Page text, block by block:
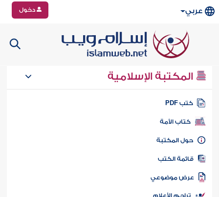
عربي دخول
المكتبة الإسلامية
كتب PDF
كتاب الأمة
المكتبة
الكتب